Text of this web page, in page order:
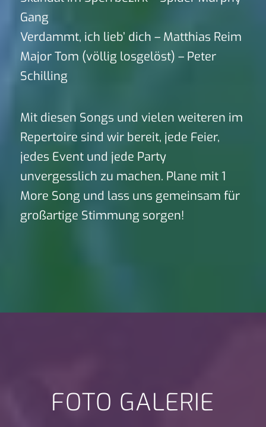
Gang
Verdammt, ich lieb’ dich – Matthias Reim
Major Tom (völlig losgelöst) – Peter
Schilling
Mit diesen Songs und vielen weiteren im
Repertoire sind wir bereit, jede Feier,
jedes Event und jede Party
unvergesslich zu machen. Plane mit 1
More Song und lass uns gemeinsam für
großartige Stimmung sorgen!
FOTO GALERIE